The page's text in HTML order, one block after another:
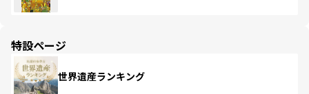
特設ページ
世界遺産ランキング